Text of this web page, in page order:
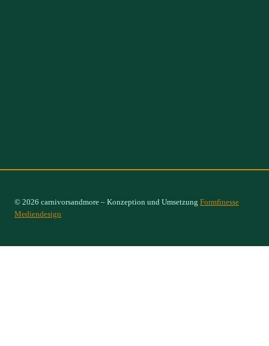
© 2026 carnivorsandmore – Konzeption und Umsetzung Formfinesse
Mediendesign